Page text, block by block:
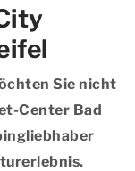
Sie nicht
Center Bad